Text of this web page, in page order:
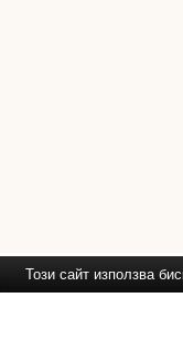
Този сайт използва